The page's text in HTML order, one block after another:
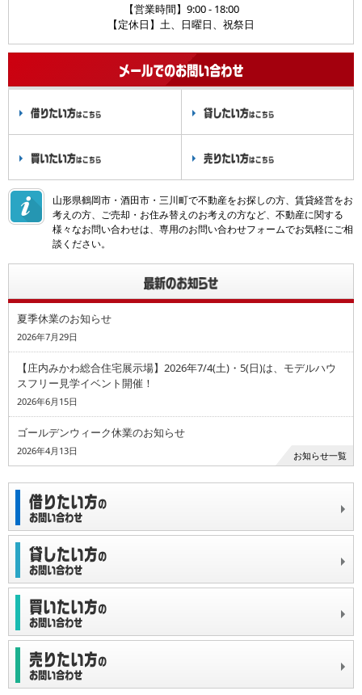
【営業時間】9:00 - 18:00
【定休日】土、日曜日、祝祭日
山形県鶴岡市・酒田市・三川町で不動産をお探しの方、賃貸経営をお
考えの方、ご売却・お住み替えのお考えの方など、不動産に関する
様々なお問い合わせは、専用のお問い合わせフォームでお気軽にご相
談ください。
夏季休業のお知らせ
2026年7月29日
【庄内みかわ総合住宅展示場】2026年7/4(土)・5(日)は、モデルハウ
スフリー見学イベント開催！
2026年6月15日
ゴールデンウィーク休業のお知らせ
2026年4月13日 お知らせ一覧